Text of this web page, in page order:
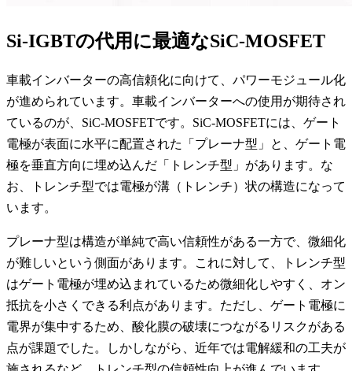
Si-IGBTの代用に最適なSiC-MOSFET
車載インバーターの高信頼化に向けて、パワーモジュール化
が進められています。車載インバーターへの使用が期待され
ているのが、SiC-MOSFETです。SiC-MOSFETには、ゲート
電極が表面に水平に配置された「プレーナ型」と、ゲート電
極を垂直方向に埋め込んだ「トレンチ型」があります。な
お、トレンチ型では電極が溝（トレンチ）状の構造になって
います。
プレーナ型は構造が単純で高い信頼性がある一方で、微細化
が難しいという側面があります。これに対して、トレンチ型
はゲート電極が埋め込まれているため微細化しやすく、オン
抵抗を小さくできる利点があります。ただし、ゲート電極に
電界が集中するため、酸化膜の破壊につながるリスクがある
点が課題でした。しかしながら、近年では電解緩和の工夫が